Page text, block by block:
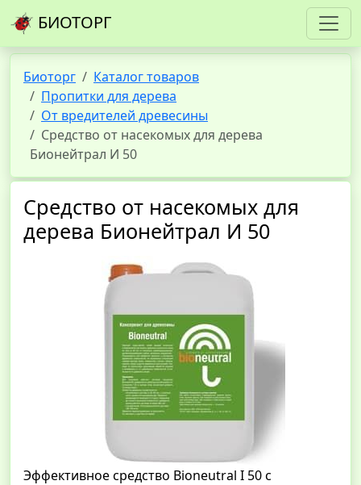
БИОТОРГ
Биоторг
Каталог товаров
Пропитки для дерева
От вредителей древесины
Средство от насекомых для дерева
Бионейтрал И 50
Средство от насекомых для
дерева Бионейтрал И 50
Эффективное средство Bioneutral I 50 с